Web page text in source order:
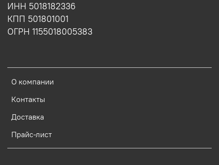
О компании
Контакты
Доставка
Прайс-лист
ИНН 5018182336
КПП 501801001
ОГРН 1155018005383